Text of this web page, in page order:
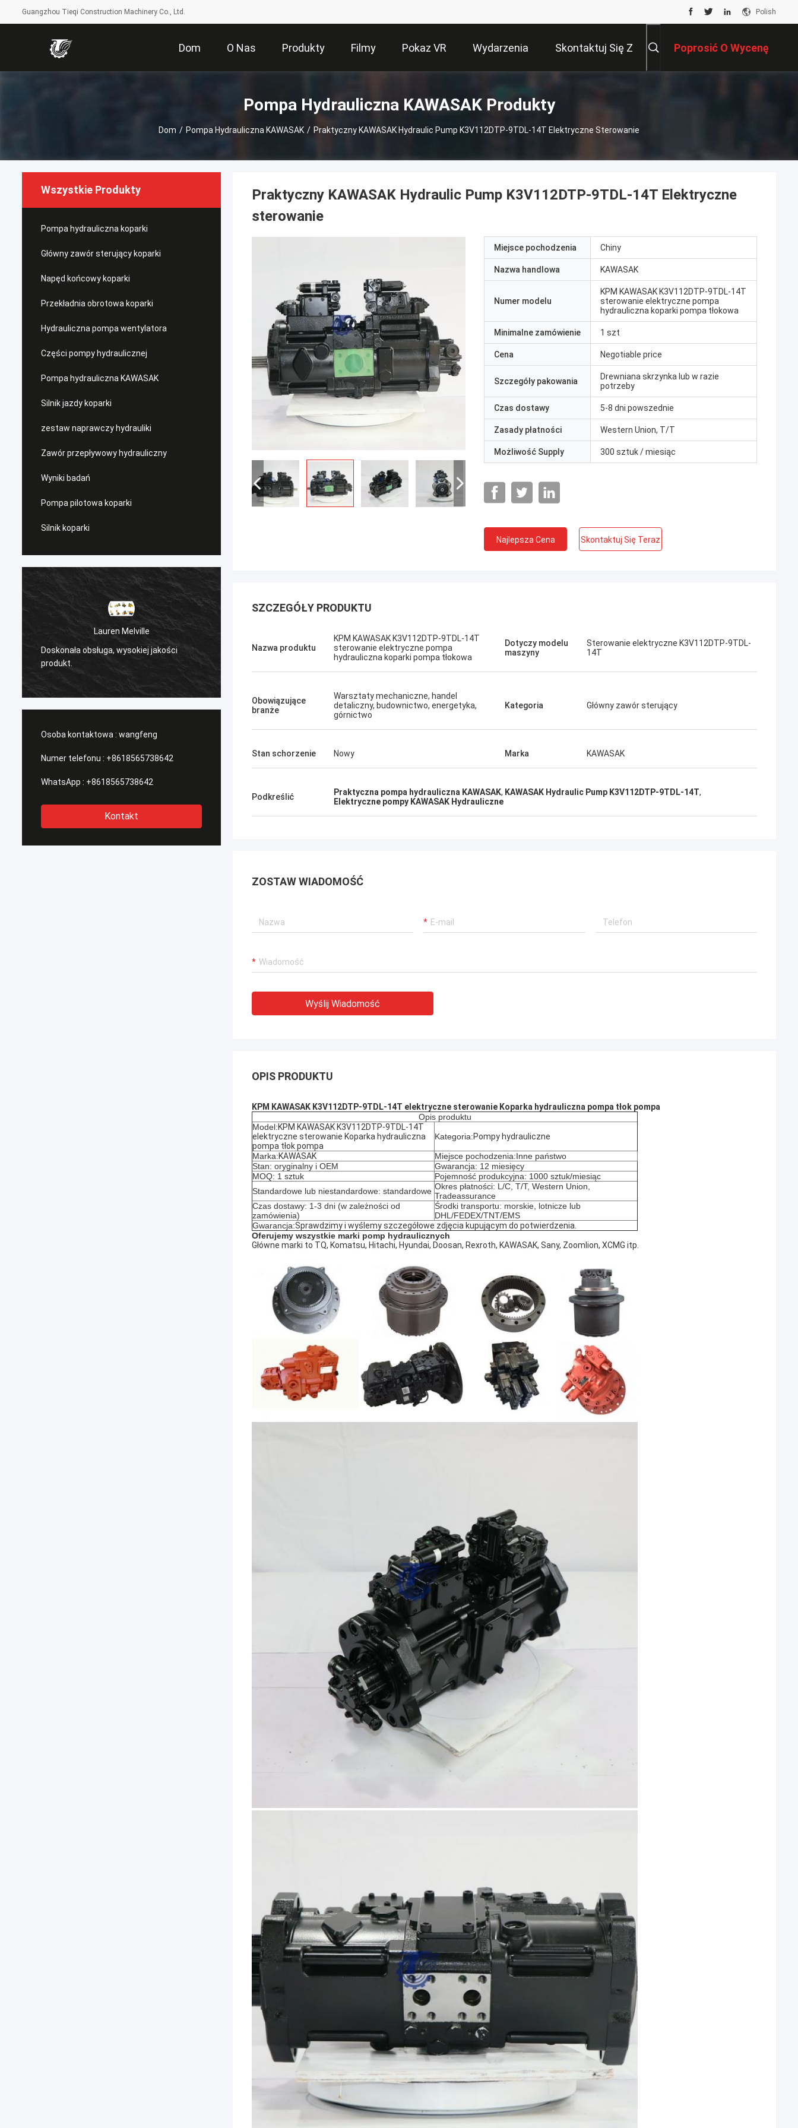
Guangzhou Tieqi Construction Machinery Co., Ltd. Polish
Dom O Nas Produkty Filmy Pokaz VR Wydarzenia Skontaktuj Się Z Poprosić O Wycenę
Pompa Hydrauliczna KAWASAK Produkty
Dom / Pompa Hydrauliczna KAWASAK / Praktyczny KAWASAK Hydraulic Pump K3V112DTP-9TDL-14T Elektryczne Sterowanie
Wszystkie Produkty
Pompa hydrauliczna koparki
Główny zawór sterujący koparki
Napęd końcowy koparki
Przekładnia obrotowa koparki
Hydrauliczna pompa wentylatora
Części pompy hydraulicznej
Pompa hydrauliczna KAWASAK
Silnik jazdy koparki
zestaw naprawczy hydrauliki
Zawór przepływowy hydrauliczny
Wyniki badań
Pompa pilotowa koparki
Silnik koparki
wysokiej jakości
Sanёк Нижегородский
/Serwis zarządzający, szybki ruch.
Erdenetumur Kampana
Przyjemne zakupy
przyjaźni. Doskonała obsługa i przyjazne
Osoba kontaktowa : wangfeng
Numer telefonu : +8618565738642
WhatsApp : +8618565738642
Kontakt
Praktyczny KAWASAK Hydraulic Pump K3V112DTP-9TDL-14T Elektryczne
sterowanie
Miejsce pochodzenia Chiny
Nazwa handlowa KAWASAK
Numer modelu
KPM KAWASAK K3V112DTP-9TDL-14T
sterowanie elektryczne pompa
hydrauliczna koparki pompa tłokowa
Minimalne zamówienie 1 szt
Cena Negotiable price
Szczegóły pakowania
Drewniana skrzynka lub w razie
potrzeby
Czas dostawy 5-8 dni powszednie
Zasady płatności Western Union, T/T
Możliwość Supply 300 sztuk / miesiąc
Najlepsza Cena Skontaktuj Się Teraz
SZCZEGÓŁY PRODUKTU
Nazwa produktu
KPM KAWASAK K3V112DTP-9TDL-14T
sterowanie elektryczne pompa
hydrauliczna koparki pompa tłokowa
Dotyczy modelu
maszyny
Sterowanie elektryczne K3V112DTP-9TDL-
14T
Obowiązujące
branże
Warsztaty mechaniczne, handel
detaliczny, budownictwo, energetyka,
górnictwo
Kategoria Główny zawór sterujący
Stan schorzenie Nowy Marka KAWASAK
Podkreślić Praktyczna pompa hydrauliczna KAWASAK, KAWASAK Hydraulic Pump K3V112DTP-9TDL-14T,
Elektryczne pompy KAWASAK Hydrauliczne
ZOSTAW WIADOMOŚĆ
Wyślij Wiadomość
OPIS PRODUKTU
KPM KAWASAK K3V112DTP-9TDL-14T elektryczne sterowanie Koparka hydrauliczna pompa tłok pompa
Opis produktu
Model:KPM KAWASAK K3V112DTP-9TDL-14T
elektryczne sterowanie Koparka hydrauliczna
pompa tłok pompa
Kategoria:Pompy hydrauliczne
Marka:KAWASAK
Miejsce pochodzenia:Inne państwo
Stan: oryginalny i OEM
Gwarancja: 12 miesięcy
MOQ: 1 sztuk
Pojemność produkcyjna: 1000 sztuk/miesiąc
Standardowe lub niestandardowe: standardowe Okres płatności: L/C, T/T, Western Union,
Tradeassurance
Czas dostawy: 1-3 dni (w zależności od
zamówienia)
Środki transportu: morskie, lotnicze lub
DHL/FEDEX/TNT/EMS
Gwarancja:Sprawdzimy i wyślemy szczegółowe zdjęcia kupującym do potwierdzenia.
Oferujemy wszystkie marki pomp hydraulicznych
Główne marki to TQ, Komatsu, Hitachi, Hyundai, Doosan, Rexroth, KAWASAK, Sany, Zoomlion, XCMG itp.